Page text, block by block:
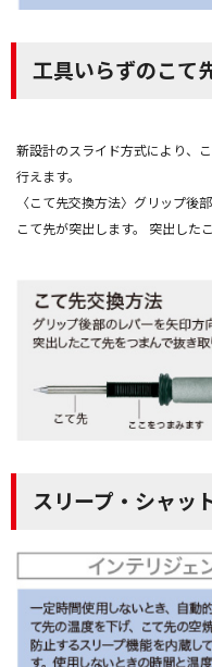
工具いらずのこて
新設計のスライド方式により、
行えます。
〈こて先交換方法〉グリップ後
こて先が突出します。 突出した
スリープ・シャッ